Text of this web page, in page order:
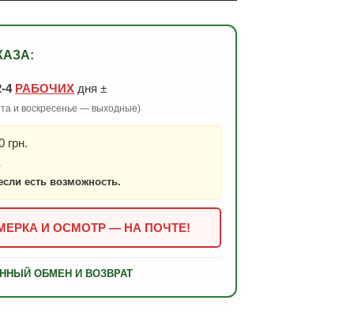
4 РАБОЧИХ дня ±
и воскресенье — выходные)
грн.
есть возможность.
И ОСМОТР — НА ПОЧТЕ!
ОБМЕН И ВОЗВРАТ